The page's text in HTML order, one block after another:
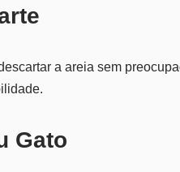
a areia sem
Gato